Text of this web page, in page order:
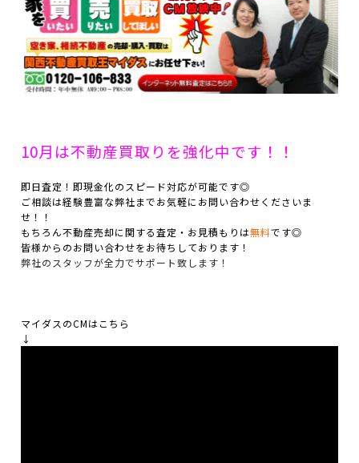
10月は不動産買取りを強化中です！！
即日査定！即現金化のスピード対応が可能です◎
ご相談は経験豊富な弊社までお気軽にお問い合わせくださいま
せ！！
もちろん不動産売却に関する査定・お見積もりは無料です◎
皆様からのお問い合わせをお待ちしております！
弊社のスタッフが全力でサポート致します！
マイダスのCMはこちら
↓